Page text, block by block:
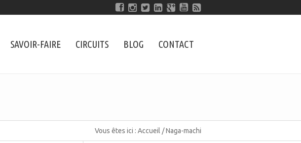
SAVOIR-FAIRE CIRCUITS BLOG CONTACT
Vous êtes ici : Accueil /Naga-machi